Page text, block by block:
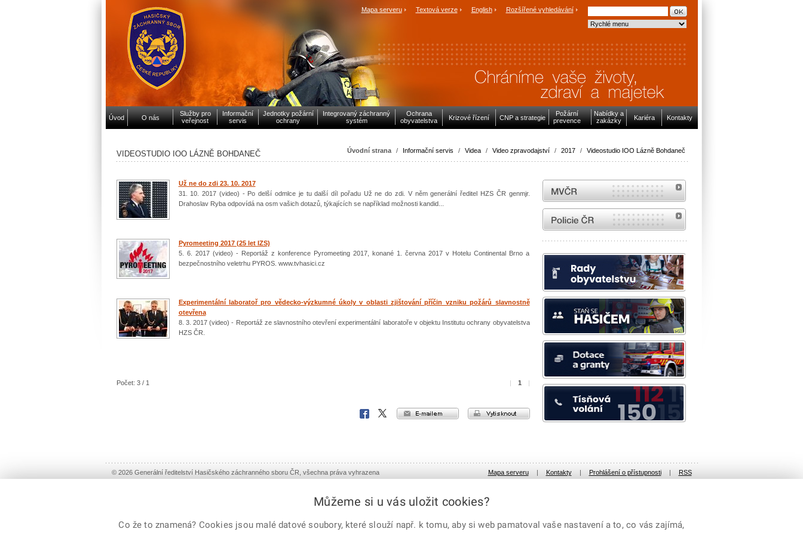
Mapa serveru Textová verze English Rozšířené vyhledávání
Úvod O nás
Služby pro
veřejnost
Informační
servis
Jednotky požární
ochrany
Integrovaný záchranný
systém
Ochrana
obyvatelstva
Krizové řízení CNP a strategie
Požární
prevence
Nabídky a
zakázky
Kariéra Kontakty
Úvodní strana / Informační servis / Videa / Video zpravodajství / 2017 / Videostudio IOO Lázně Bohdaneč
VIDEOSTUDIO IOO LÁZNĚ BOHDANEČ
Už ne do zdi 23. 10. 2017
31. 10. 2017 (video) - Po delší odmlce je tu další díl pořadu Už ne do zdi. V něm generální ředitel HZS ČR genmjr.
Drahoslav Ryba odpovídá na osm vašich dotazů, týkajících se například možnosti kandid...
Pyromeeting 2017 (25 let IZS)
5. 6. 2017 (video) - Reportáž z konference Pyromeeting 2017, konané 1. června 2017 v Hotelu Continental Brno a
bezpečnostního veletrhu PYROS. www.tvhasici.cz
Experimentální laboratoř pro vědecko-výzkumné úkoly v oblasti zjištování příčin vzniku požárů slavnostně
otevřena
8. 3. 2017 (video) - Reportáž ze slavnostního otevření experimentální laboratoře v objektu Institutu ochrany obyvatelstva
HZS ČR.
Počet: 3 / 1 1
vytisknout
e-mailem
X
Facebook
MVČR
internetové stránky Policie ČR
© 2026 Generální ředitelství Hasičského záchranného sboru ČR, všechna práva vyhrazena Mapa serveru | Kontakty | Prohlášení o přístupnosti | RSS
Můžeme si u vás uložit cookies?
Co že to znamená? Cookies jsou malé datové soubory, které slouží např. k tomu, aby si web pamatoval vaše nastavení a to, co vás zajímá,